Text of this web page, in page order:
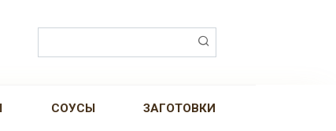
СОУСЫ ЗАГОТОВКИ